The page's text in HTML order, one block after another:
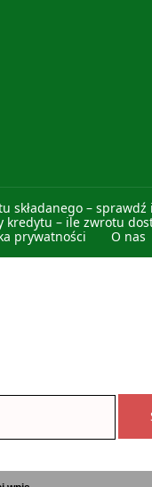
składanego – sprawdź
kredytu – ile zwrotu
prywatności O nas